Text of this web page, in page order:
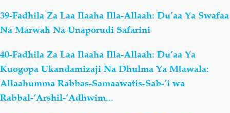
39-Fadhila Za Laa Ilaaha Illa-Allaah: Du’aa Ya Swafaa
Na Marwah Na Unaporudi Safarini
40-Fadhila Za Laa Ilaaha Illa-Allaah: Du’aa Ya
Kuogopa Ukandamizaji Na Dhulma Ya Mtawala:
Allaahumma Rabbas-Samaawatis-Sab-’i wa
Rabbal-‘Arshil-‘Adhwim...